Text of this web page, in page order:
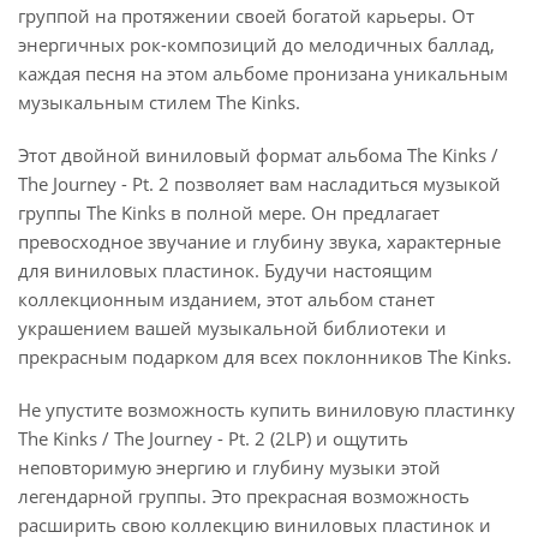
группой на протяжении своей богатой карьеры. От
энергичных рок-композиций до мелодичных баллад,
каждая песня на этом альбоме пронизана уникальным
музыкальным стилем The Kinks.
Этот двойной виниловый формат альбома The Kinks /
The Journey - Pt. 2 позволяет вам насладиться музыкой
группы The Kinks в полной мере. Он предлагает
превосходное звучание и глубину звука, характерные
для виниловых пластинок. Будучи настоящим
коллекционным изданием, этот альбом станет
украшением вашей музыкальной библиотеки и
прекрасным подарком для всех поклонников The Kinks.
Не упустите возможность купить виниловую пластинку
The Kinks / The Journey - Pt. 2 (2LP) и ощутить
неповторимую энергию и глубину музыки этой
легендарной группы. Это прекрасная возможность
расширить свою коллекцию виниловых пластинок и